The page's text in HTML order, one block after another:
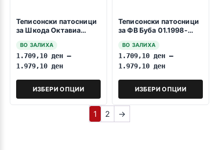
Теписонски патосници
за Шкода Октавиа
ВО ЗАЛИХА
1.709,10 ден –
1.979,10 ден
ИЗБЕРИ ОПЦИИ
Теписонски патосници
за ФВ Буба 01.1998-
ВО ЗАЛИХА
1.709,10 ден –
1.979,10 ден
ИЗБЕРИ ОПЦИИ
1 2 →